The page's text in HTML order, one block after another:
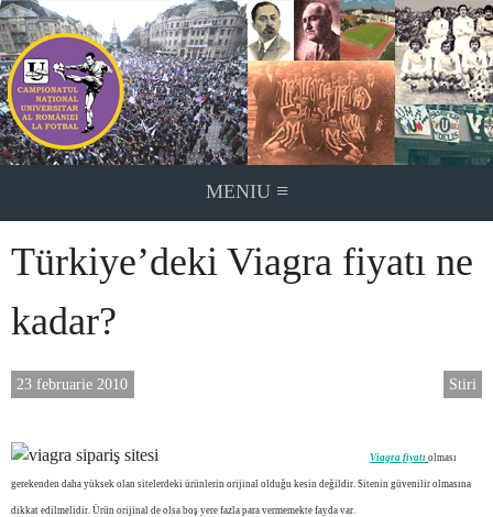
Skip
to
content
MENIU ≡
Türkiye’deki Viagra fiyatı ne
kadar?
Stiri
23 februarie 2010
Viagra fiyatı olması
gerekenden daha yüksek olan sitelerdeki ürünlerin orijinal olduğu kesin değildir. Sitenin güvenilir olmasına
dikkat edilmelidir. Ürün orijinal de olsa boş yere fazla para vermemekte fayda var.